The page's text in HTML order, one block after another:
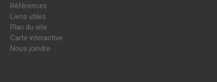
Références
Liens utiles
Plan du site
Carte interactive
Nous joindre